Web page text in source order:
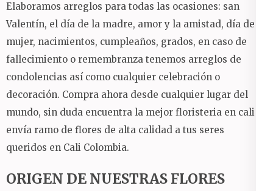
Elaboramos arreglos para todas las ocasiones: san
Valentín, el día de la madre, amor y la amistad, día de la
mujer, nacimientos, cumpleaños, grados, en caso de
fallecimiento o remembranza tenemos arreglos de
condolencias así como cualquier celebración o
decoración. Compra ahora desde cualquier lugar del
mundo, sin duda encuentra la mejor floristeria en cali y
envía ramo de flores de alta calidad a tus seres
queridos en Cali Colombia.
ORIGEN DE NUESTRAS FLORES